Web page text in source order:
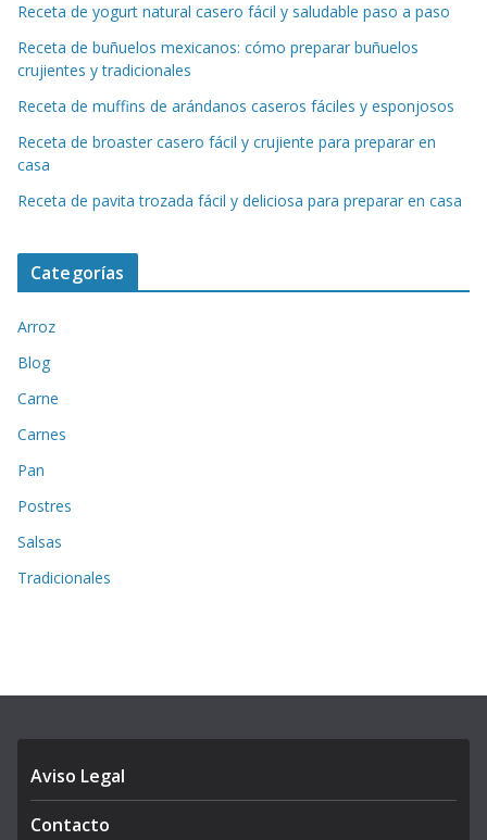
Receta de yogurt natural casero fácil y saludable paso a paso
Receta de buñuelos mexicanos: cómo preparar buñuelos
crujientes y tradicionales
Receta de muffins de arándanos caseros fáciles y esponjosos
Receta de broaster casero fácil y crujiente para preparar en
casa
Receta de pavita trozada fácil y deliciosa para preparar en casa
Categorías
Arroz
Blog
Carne
Carnes
Pan
Postres
Salsas
Tradicionales
Aviso Legal
Contacto